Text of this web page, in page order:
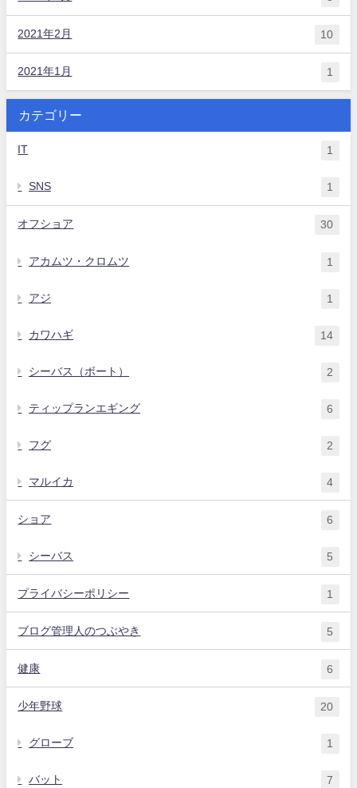
2021年2月 10
2021年1月 1
カテゴリー
IT 1
SNS 1
オフショア 30
アカムツ・クロムツ 1
アジ 1
カワハギ 14
シーバス（ボート） 2
ティップランエギング 6
フグ 2
マルイカ 4
ショア 6
シーバス 5
プライバシーポリシー 1
ブログ管理人のつぶやき 5
健康 6
少年野球 20
グローブ 1
バット 7